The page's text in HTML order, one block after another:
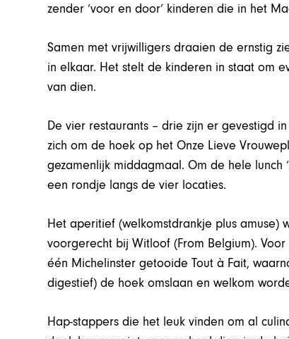
zender ‘voor en door’ kinderen die in het
Samen met vrijwilligers draaien de ernstig
in elkaar. Het stelt de kinderen in staat om
van dien.
De vier restaurants – drie zijn er gevestigd
zich om de hoek op het Onze Lieve
gezamenlijk middagmaal. Om de hele
een rondje langs de vier locaties.
Het aperitief (welkomstdrankje plus amuse)
voorgerecht bij Witloof (From Belgium).
één Michelinster getooide Tout à Fait,
digestief) de hoek omslaan en welkom
Hap-stappers die het leuk vinden om al